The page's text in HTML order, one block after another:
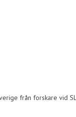
från forskare vid